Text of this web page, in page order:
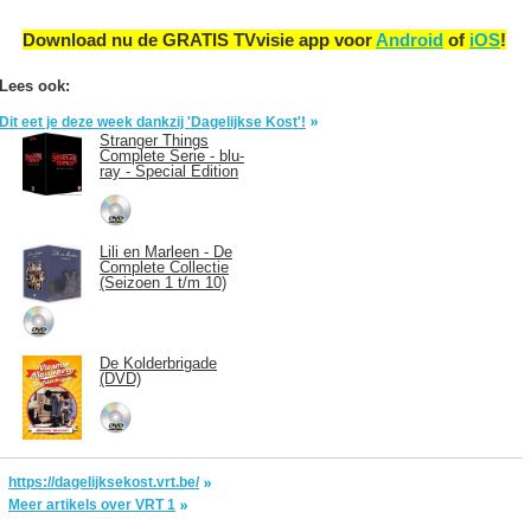
Download nu de GRATIS TVvisie app voorAndroid of iOS!
Lees ook:
Dit eet je deze week dankzij 'Dagelijkse Kost'!
Stranger Things
Complete Serie - blu-
ray - Special Edition
Lili en Marleen - De
Complete Collectie
(Seizoen 1 t/m 10)
De Kolderbrigade
(DVD)
https://dagelijksekost.vrt.be/
Meer artikels over VRT 1